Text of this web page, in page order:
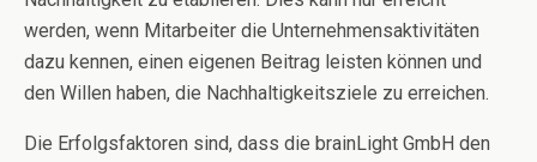
werden, wenn Mitarbeiter die Unternehmensaktivitäten
dazu kennen, einen eigenen Beitrag leisten können und
den Willen haben, die Nachhaltigkeitsziele zu erreichen.
Die Erfolgsfaktoren sind, dass die brainLight GmbH den